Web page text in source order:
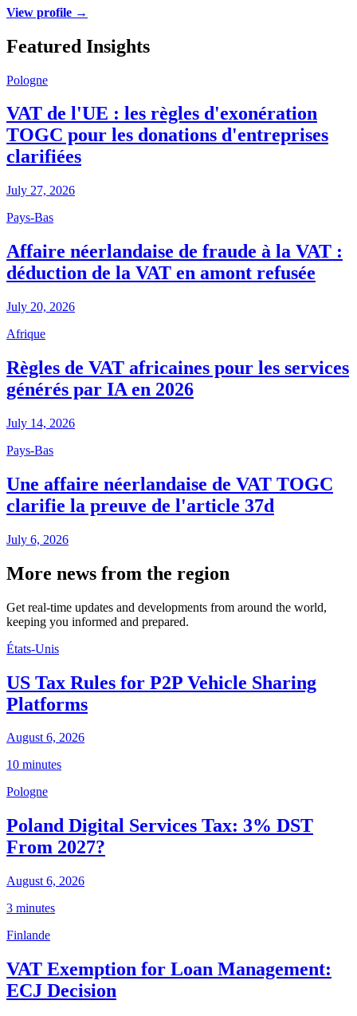
View profile →
Featured Insights
Pologne
VAT de l'UE : les règles d'exonération
TOGC pour les donations d'entreprises
clarifiées
July 27, 2026
Pays-Bas
Affaire néerlandaise de fraude à la VAT :
déduction de la VAT en amont refusée
July 20, 2026
Afrique
Règles de VAT africaines pour les services
générés par IA en 2026
July 14, 2026
Pays-Bas
Une affaire néerlandaise de VAT TOGC
clarifie la preuve de l'article 37d
July 6, 2026
More news from the region
Get real-time updates and developments from around the world,
keeping you informed and prepared.
États-Unis
US Tax Rules for P2P Vehicle Sharing
Platforms
August 6, 2026
10 minutes
Pologne
Poland Digital Services Tax: 3% DST
From 2027?
August 6, 2026
3 minutes
Finlande
VAT Exemption for Loan Management:
ECJ Decision